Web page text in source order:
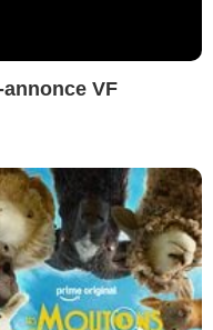
VF